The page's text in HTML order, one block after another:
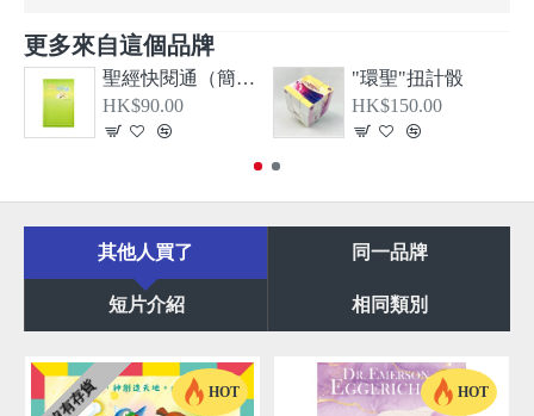
更多來自這個品牌
聖經快閱通（簡體）
HK$90.00
"環聖"扭計骰
HK$150.00
其他人買了 同一品牌
短片介紹 相同類別
HOT
沒有存貨 HOT